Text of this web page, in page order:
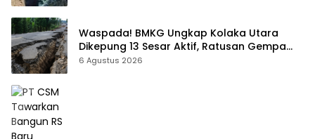
Waspada! BMKG Ungkap Kolaka Utara
Dikepung 13 Sesar Aktif, Ratusan Gempa
Sudah Terekam
6 Agustus 2026